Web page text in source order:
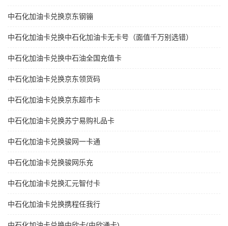
中石化加油卡兑换京东钢镚
中石化加油卡兑换中石化加油卡无卡号（面值千万别选错）
中石化加油卡兑换中石油全国充值卡
中石化加油卡兑换京东领货码
中石化加油卡兑换京东超市卡
中石化加油卡兑换苏宁易购礼品卡
中石化加油卡兑换骏网一卡通
中石化加油卡兑换骏网乐充
中石化加油卡兑换汇元智付卡
中石化加油卡兑换携程任我行